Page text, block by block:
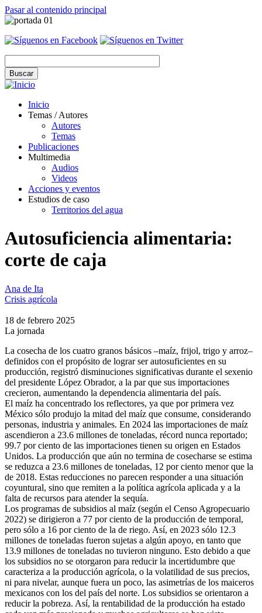
Pasar al contenido principal
Inicio
Temas / Autores
Autores
Temas
Publicaciones
Multimedia
Audios
Videos
Acciones y eventos
Estudios de caso
Territorios del agua
Autosuficiencia alimentaria:
corte de caja
Ana de Ita
Crisis agrícola
18 de febrero 2025
La jornada
La cosecha de los cuatro granos básicos –maíz, frijol, trigo y arroz–
definidos con el propósito de lograr ser autosuficientes en su
producción, registró disminuciones significativas durante el sexenio
del presidente López Obrador, a la par que sus importaciones
crecieron, aumentando la dependencia alimentaria del país.
El maíz ha concentrado los reflectores, ya que por primera vez
México sólo produjo la mitad del maíz que consume, considerando
personas, industria y animales. En 2024 las importaciones de maíz
ascendieron a 23.6 millones de toneladas, récord nunca reportado;
99.7 por ciento de las importaciones tienen su origen en Estados
Unidos. La producción que aún no termina de cosecharse se estima
se reduzca a 23.6 millones de toneladas, 12 por ciento menor que la
de 2018. Estas reducciones no parecen responder a una situación
coyuntural, sino que remiten a la política agrícola aplicada y a la
falta de recursos para atender la sequía.
Los programas de subsidios al maíz (según el Censo Agropecuario
2022) se dirigieron a 77 por ciento de la producción de temporal,
pero sólo a 16 por ciento de la de riego. Así, en 2023 sólo 12.3
millones de toneladas fueron sujetas a algún apoyo, en tanto que
13.9 millones de toneladas no tuvieron ninguno. Esto debido a que
los subsidios no se otorgaron para reducir la incertidumbre que
caracteriza a la producción agrícola, o la volatilidad de sus precios,
ni para nivelar, aunque fuera un poco, las asimetrías de los maiceros
mexicanos con los del país del norte. Los subsidios se orientaron a
reducir la pobreza. Así, la rentabilidad de la producción ha estado